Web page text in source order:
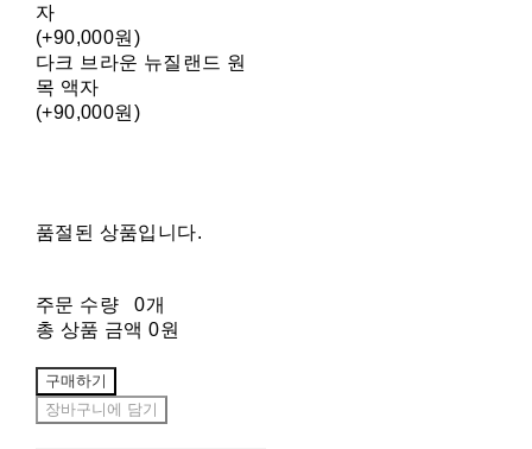
자
(+90,000원)
다크 브라운 뉴질랜드 원
목 액자
(+90,000원)
품절된 상품입니다.
주문 수량
0개
총 상품 금액 0원
구매하기
장바구니에 담기